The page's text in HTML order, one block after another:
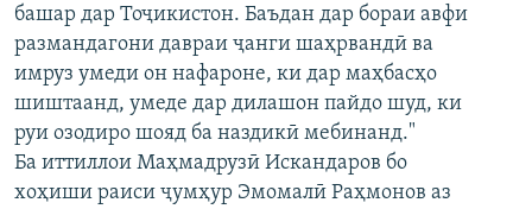
башар дар Тоҷикистон. Баъдан дар бораи авфи
размандагони давраи ҷанги шаҳрвандӣ ва
имруз умеди он нафароне, ки дар маҳбасҳо
шиштаанд, умеде дар дилашон пайдо шуд, ки
руи озодиро шояд ба наздикӣ мебинанд."
Ба иттиллои Маҳмадрузӣ Искандаров бо
хоҳиши раиси ҷумҳур Эмомалӣ Раҳмонов аз